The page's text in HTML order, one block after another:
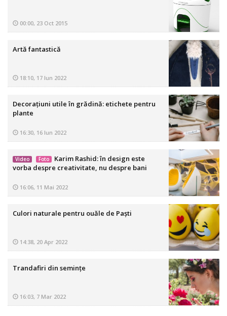
00:00, 23 Oct 2015
Artă fantastică
18:10, 17 Iun 2022
Decorațiuni utile în grădină: etichete pentru
plante
16:30, 16 Iun 2022
Video Foto
Karim Rashid: în design este
vorba despre creativitate, nu despre bani
16:06, 11 Mai 2022
Culori naturale pentru ouăle de Paști
14:38, 20 Apr 2022
Trandafiri din semințe
16:03, 7 Mar 2022